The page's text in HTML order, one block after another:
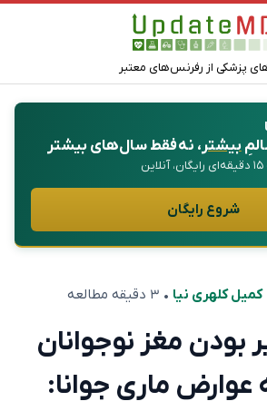
پزشکی از رفرنس‌های معتبر
بیشتر، نه فقط سال‌های بیشتر
شروع رایگان
کمیل کلهری نیا • ۳ دقیقه مطالعه
بودن مغز نوجوانان
ماری جوانا: